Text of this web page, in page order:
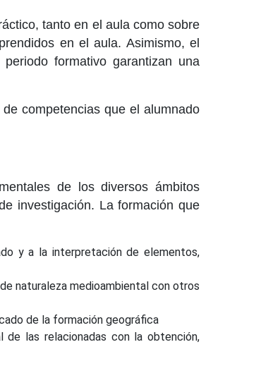
tanto en el aula como sobre
en el aula. Asimismo, el
formativo garantizan una
competencias que el alumnado
de los diversos ámbitos
investigación. La formación que
y a la interpretación de elementos,
naturaleza medioambiental con otros
de la formación geográfica
de las relacionadas con la obtención,